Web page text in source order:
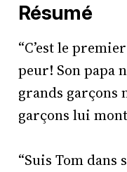
Résumé
“C’est le
peur! Son papa
grands garçons
garçons lui
“Suis Tom dans